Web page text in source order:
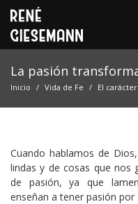
La pasión
Inicio Vida de Fe El
Cuando hablamos de
lindas y de cosas que nos
de pasión, ya que
enseñan a tener pasión por